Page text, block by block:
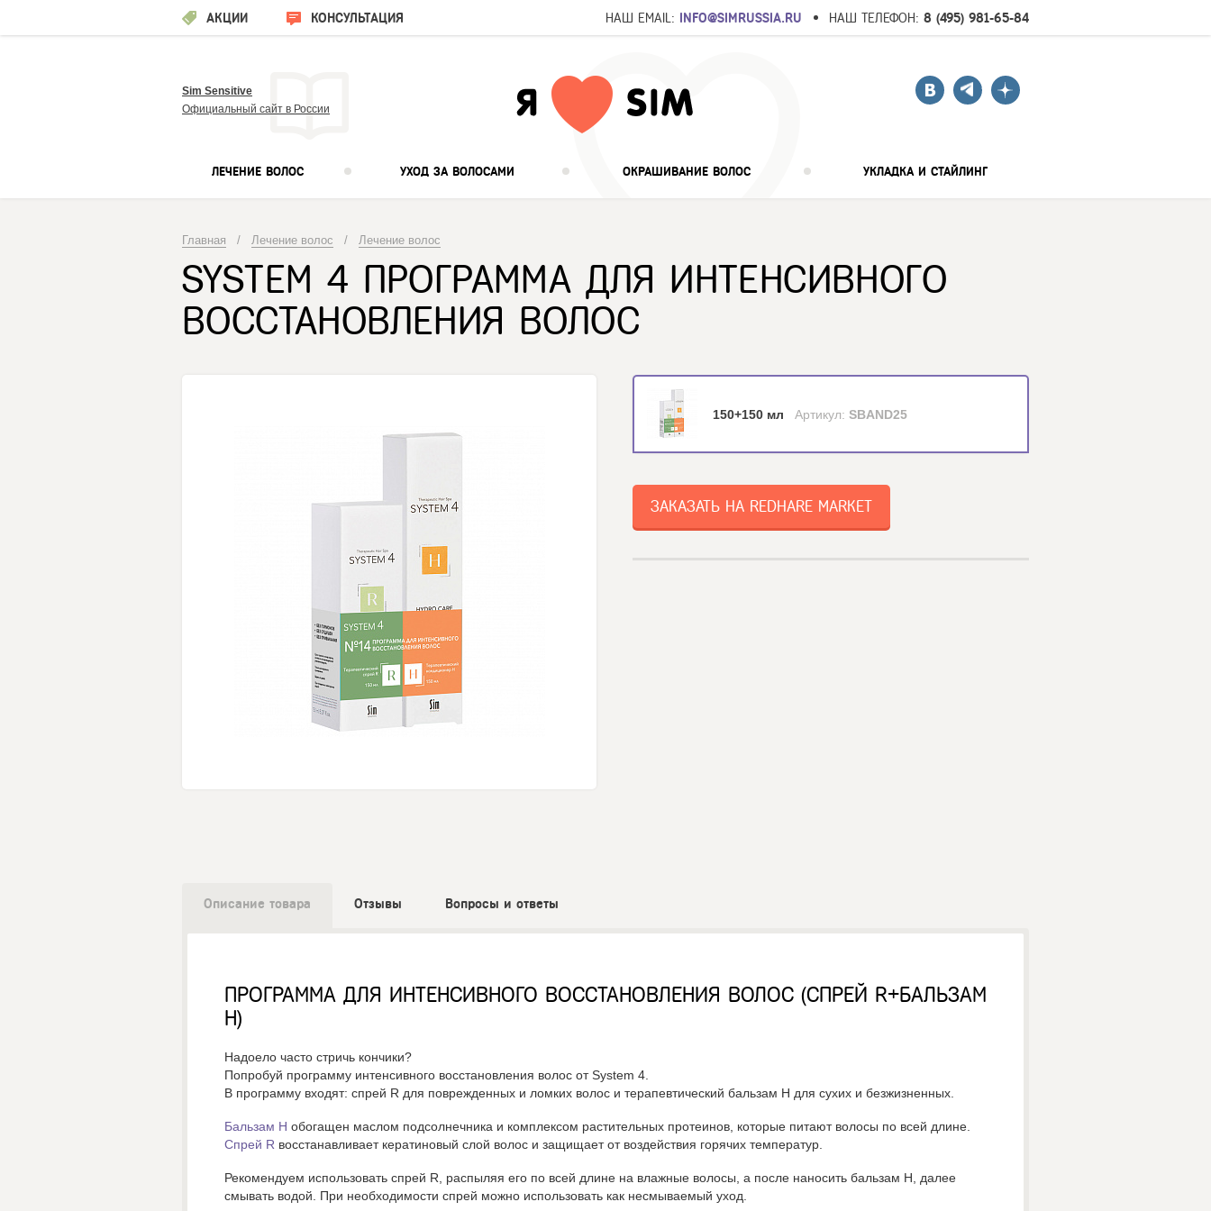
АКЦИИ КОНСУЛЬТАЦИЯ НАШ ТЕЛЕФОН: 8 (495) 981-65-84
НАШ EMAIL: INFO@SIMRUSSIA.RU
Sim Sensitive
Официальный сайт в России
ЛЕЧЕНИЕ ВОЛОС УХОД ЗА ВОЛОСАМИ ОКРАШИВАНИЕ ВОЛОС УКЛАДКА И СТАЙЛИНГ
Главная / Лечение волос / Лечение волос
SYSTEM 4 ПРОГРАММА ДЛЯ ИНТЕНСИВНОГО
ВОССТАНОВЛЕНИЯ ВОЛОС
150+150 мл Артикул: SBAND25
ЗАКАЗАТЬ НА REDHARE MARKET
Описание товара Отзывы Вопросы и ответы
ПРОГРАММА ДЛЯ ИНТЕНСИВНОГО ВОССТАНОВЛЕНИЯ ВОЛОС (СПРЕЙ R+БАЛЬЗАМ
H)
Надоело часто стричь кончики?
Попробуй программу интенсивного восстановления волос от System 4.
В программу входят: спрей R для поврежденных и ломких волос и терапевтический бальзам Н для сухих и безжизненных.
Бальзам Н обогащен маслом подсолнечника и комплексом растительных протеинов, которые питают волосы по всей длине.
Спрей R восстанавливает кератиновый слой волос и защищает от воздействия горячих температур.
Рекомендуем использовать спрей R, распыляя его по всей длине на влажные волосы, а после наносить бальзам Н, далее
смывать водой. При необходимости спрей можно использовать как несмываемый уход.